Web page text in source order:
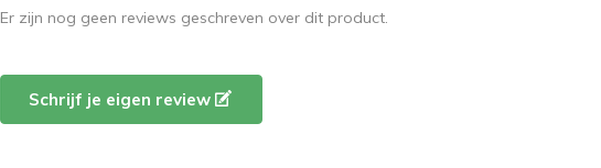
Er zijn nog geen reviews geschreven over dit product.
Schrijf je eigen review